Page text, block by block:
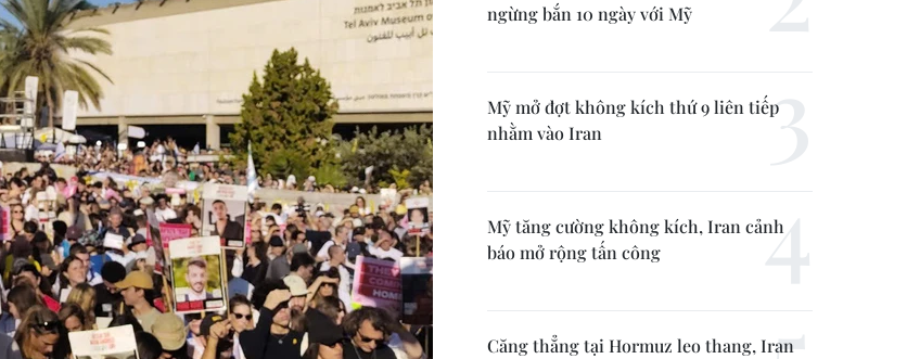
ngừng bắn 10 ngày với Mỹ
Mỹ mở đợt không kích thứ 9 liên tiếp
nhằm vào Iran
Mỹ tăng cường không kích, Iran cảnh
báo mở rộng tấn công
Căng thẳng tại Hormuz leo thang, Iran